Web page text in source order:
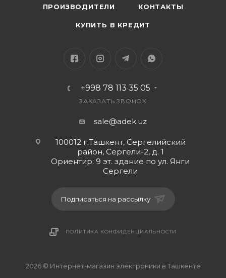
· попадание капель под стекло;
В таких случаях не стоит пытаться лично чистить
навыков подобные действия могут привести к
Обратитесь в наш сервисный центр. Наши
сообщат вам точную причину неисправности,
посоветуют точную замену и быстро ее установят.
· * Характеристики Стекло камеры и
производителем без уведомления.
ПРОИЗВОДИТЕЛИ КОНТАКТЫ
КУПИТЬ В КРЕДИТ
+998 78 113 35 05
ЗАКАЗАТЬ ЗВОНОК
sale@adek.uz
100012 г.Ташкент, Сергелийский
район, Сергели-2, д. 1
Ориентир: 9 эт. здание по ул. Янги
Сергели
Подписаться на рассылку
ПОЛИТИКА КОНФИДЕНЦИАЛЬНОСТИ
2026 © Интернет-магазин электроники в Ташкенте